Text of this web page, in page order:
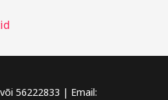
56222833 | Email: